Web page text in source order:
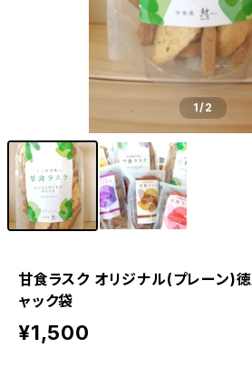
1/2
甘食ラスク オリジナル(プレーン)
ャック袋
¥1,500